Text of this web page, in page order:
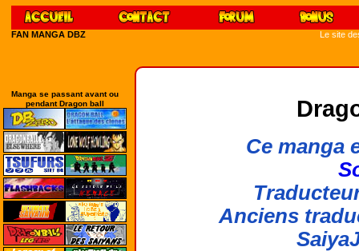
FAN MANGA DBZ Le site
Manga se passant avant ou
pendant Dragon ball
Ce manga
Anciens